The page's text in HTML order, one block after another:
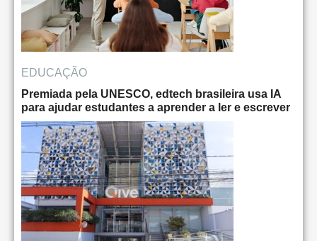
EDUCAÇÃO
Premiada pela UNESCO, edtech brasileira usa IA
para ajudar estudantes a aprender a ler e escrever